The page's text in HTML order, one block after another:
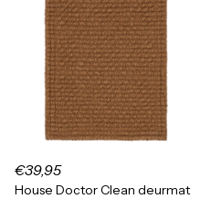
€39,95
House Doctor Clean deurmat